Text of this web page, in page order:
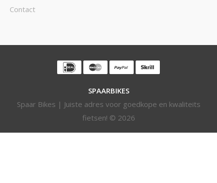
Contact
SPAARBIKES
Spaar Bikes | Juiste adres voor goedkope en kwaliteits
fietsen! © 2026